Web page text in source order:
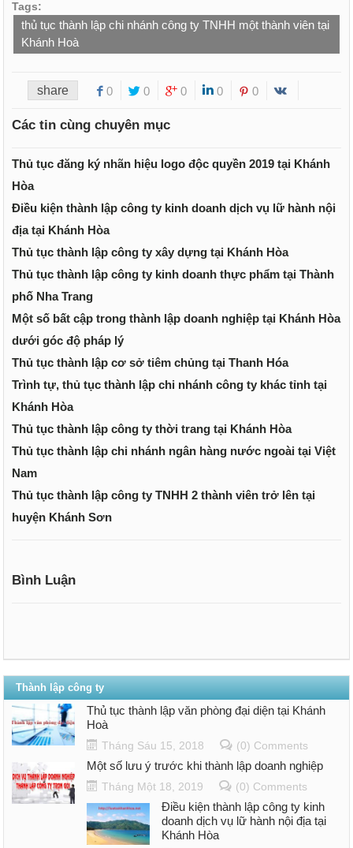
Tags:
thủ tục thành lập chi nhánh công ty TNHH một thành viên tại
Khánh Hoà
share 0 0 0 0 0
Các tin cùng chuyên mục
Thủ tục đăng ký nhãn hiệu logo độc quyền 2019 tại Khánh
Hòa
Điều kiện thành lập công ty kinh doanh dịch vụ lữ hành nội
địa tại Khánh Hòa
Thủ tục thành lập công ty xây dựng tại Khánh Hòa
Thủ tục thành lập công ty kinh doanh thực phẩm tại Thành
phố Nha Trang
Một số bất cập trong thành lập doanh nghiệp tại Khánh Hòa
dưới góc độ pháp lý
Thủ tục thành lập cơ sở tiêm chủng tại Thanh Hóa
Trình tự, thủ tục thành lập chi nhánh công ty khác tỉnh tại
Khánh Hòa
Thủ tục thành lập công ty thời trang tại Khánh Hòa
Thủ tục thành lập chi nhánh ngân hàng nước ngoài tại Việt
Nam
Thủ tục thành lập công ty TNHH 2 thành viên trở lên tại
huyện Khánh Sơn
Bình Luận
Thành lập công ty
Thủ tục thành lập văn phòng đại diện tại Khánh
Hoà
Tháng Sáu 15, 2018 (0) Comments
Một số lưu ý trước khi thành lập doanh nghiệp
Tháng Một 18, 2019 (0) Comments
Điều kiện thành lập công ty kinh
doanh dịch vụ lữ hành nội địa tại
Khánh Hòa